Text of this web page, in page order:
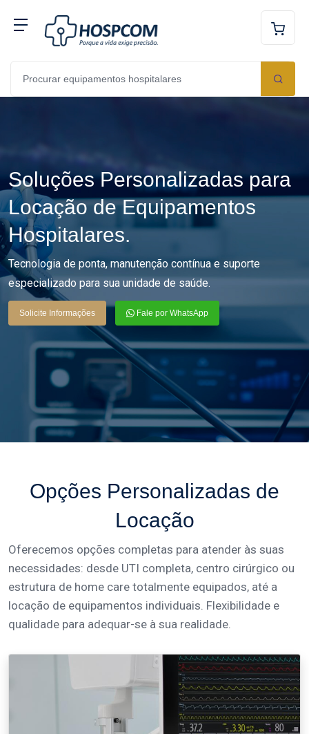
Soluções Personalizadas para
Locação de Equipamentos
Hospitalares.
Tecnologia de ponta, manutenção contínua e suporte
especializado para sua unidade de saúde.
Solicite Informações Fale por WhatsApp
Opções Personalizadas de
Locação
Oferecemos opções completas para atender às suas
necessidades: desde UTI completa, centro cirúrgico ou
estrutura de home care totalmente equipados, até a
locação de equipamentos individuais. Flexibilidade e
qualidade para adequar-se à sua realidade.